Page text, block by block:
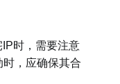
时，需要注意
，应确保其合